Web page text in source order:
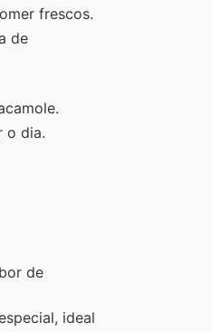
frescos.
de
o dia.
de
ideal